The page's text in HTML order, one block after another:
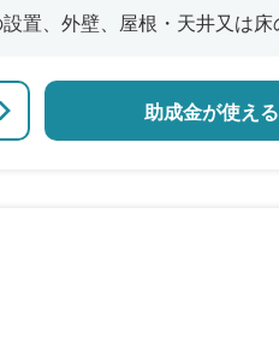
置、外壁、屋根・天井又は床
助成金が使え